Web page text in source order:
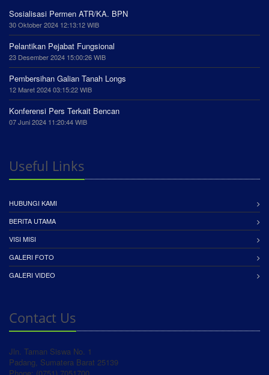
Sosialisasi Permen ATR/KA. BPN
30 Oktober 2024 12:13:12 WIB
Pelantikan Pejabat Fungsional
23 Desember 2024 15:00:26 WIB
Pembersihan Galian Tanah Longs
12 Maret 2024 03:15:22 WIB
Konferensi Pers Terkait Bencan
07 Juni 2024 11:20:44 WIB
Useful Links
HUBUNGI KAMI
BERITA UTAMA
VISI MISI
GALERI FOTO
GALERI VIDEO
Contact Us
Jln. Taman Siswa No. 1
Padang, Sumatera Barat 25139